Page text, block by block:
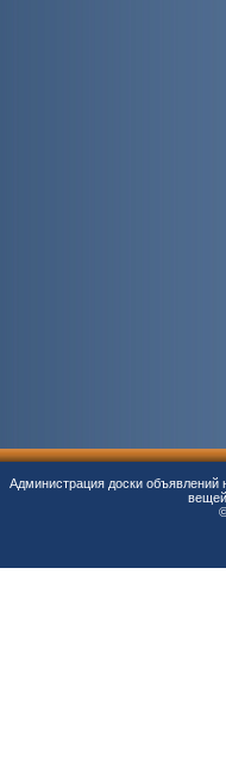
Администрация доски объявлений